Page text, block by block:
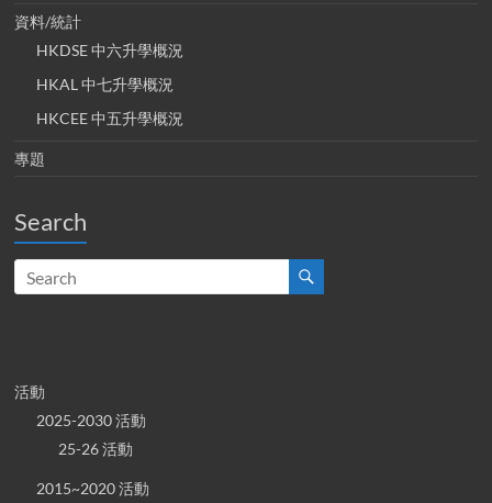
資料/統計
HKDSE 中六升學概況
HKAL 中七升學概況
HKCEE 中五升學概況
專題
Search
活動
2025-2030 活動
25-26 活動
2015~2020 活動